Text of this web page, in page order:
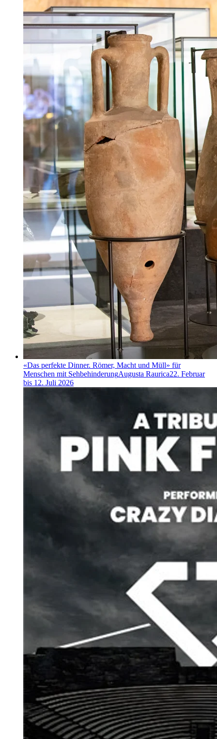
«Das perfekte Dinner. Römer, Macht und Müll» für
Menschen mit SehbehinderungAugusta Raurica22. Februar
bis 12. Juli 2026